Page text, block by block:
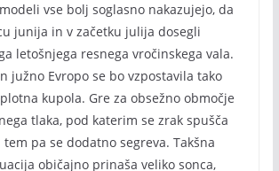
vse bolj soglasno nakazujejo, da
junija in v začetku julija dosegli
letošnjega resnega vročinskega vala.
južno Evropo se bo vzpostavila tako
kupola. Gre za obsežno območje
tlaka, pod katerim se zrak spušča
pa se dodatno segreva. Takšna
običajno prinaša veliko sonca,